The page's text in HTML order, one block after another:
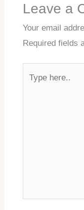
Leave a
Your email
Required fields